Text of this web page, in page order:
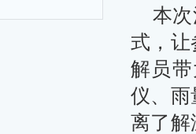
本
式，
解员
仪、雨
离了解